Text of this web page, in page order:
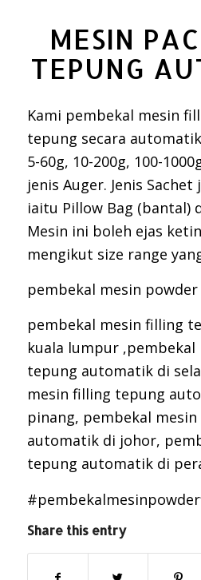
MESIN
TEPUNG
Kami pembekal mesin
tepung secara
5-60g, 10-200g, 100-
jenis Auger. Jenis Sachet
iaitu Pillow Bag (bantal)
Mesin ini boleh ejas
mengikut size range
pembekal mesin
pembekal mesin filling
kuala lumpur ,pembekal
tepung automatik di
mesin filling tepung
pinang, pembekal
automatik di johor,
tepung automatik di
Share this entry